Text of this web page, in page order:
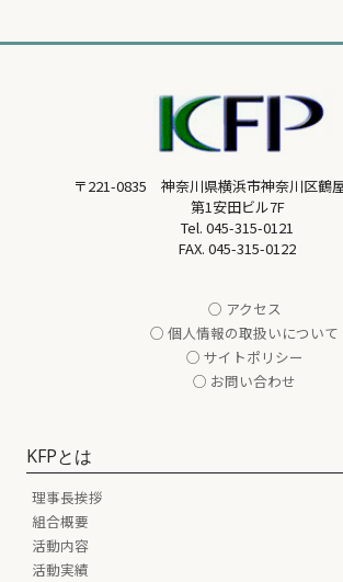
〒221-0835 神奈川県横浜市神奈川区鶴
第1安田ビル7F
Tel. 045-315-0121
FAX. 045-315-0122
○ アクセス
○ 個人情報の取扱いについて
○ サイトポリシー
○ お問い合わせ
KFPとは
理事長挨拶
組合概要
活動内容
活動実績